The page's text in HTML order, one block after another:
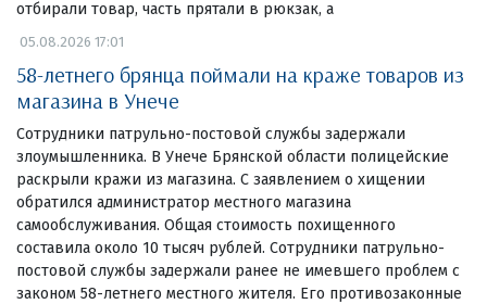
отбирали товар, часть прятали в рюкзак, а
05.08.2026 17:01
58-летнего брянца поймали на краже товаров из
магазина в Унече
Сотрудники патрульно-постовой службы задержали
злоумышленника. В Унече Брянской области полицейские
раскрыли кражи из магазина. С заявлением о хищении
обратился администратор местного магазина
самообслуживания. Общая стоимость похищенного
составила около 10 тысяч рублей. Сотрудники патрульно-
постовой службы задержали ранее не имевшего проблем с
законом 58-летнего местного жителя. Его противозаконные